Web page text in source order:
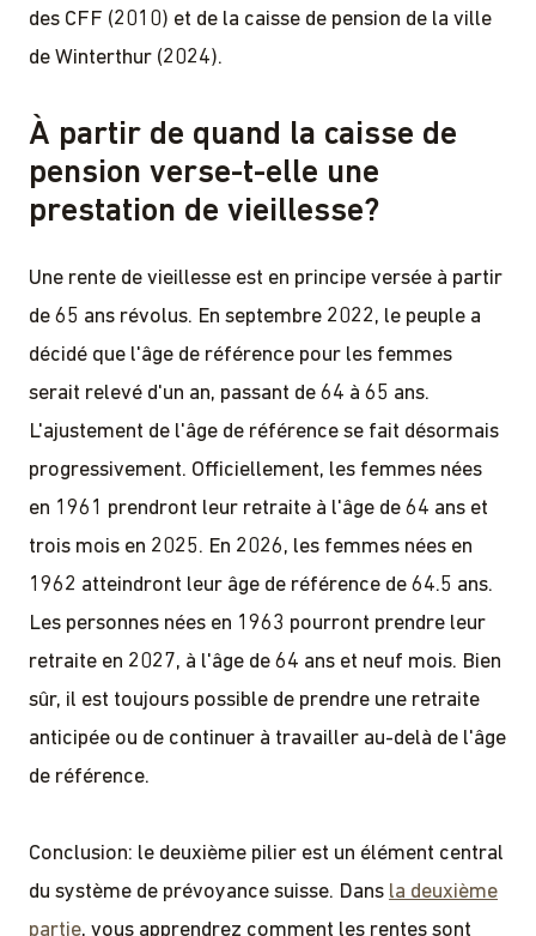
des CFF (2010) et de la caisse de pension de la ville
de Winterthur (2024).
À partir de quand la caisse de
pension verse-t-elle une
prestation de vieillesse?
Une rente de vieillesse est en principe versée à partir
de 65 ans révolus. En septembre 2022, le peuple a
décidé que l'âge de référence pour les femmes
serait relevé d'un an, passant de 64 à 65 ans.
L'ajustement de l'âge de référence se fait désormais
progressivement. Officiellement, les femmes nées
en 1961 prendront leur retraite à l'âge de 64 ans et
trois mois en 2025. En 2026, les femmes nées en
1962 atteindront leur âge de référence de 64.5 ans.
Les personnes nées en 1963 pourront prendre leur
retraite en 2027, à l'âge de 64 ans et neuf mois. Bien
sûr, il est toujours possible de prendre une retraite
anticipée ou de continuer à travailler au-delà de l'âge
de référence.
Conclusion: le deuxième pilier est un élément central
du système de prévoyance suisse. Dans la deuxième
partie, vous apprendrez comment les rentes sont